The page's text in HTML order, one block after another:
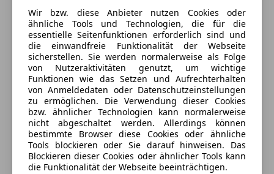
Wir bzw. diese Anbieter nutzen Cookies oder
ähnliche Tools und Technologien, die für die
essentielle Seitenfunktionen erforderlich sind und
die einwandfreie Funktionalität der Webseite
sicherstellen. Sie werden normalerweise als Folge
von Nutzeraktivitäten genutzt, um wichtige
Funktionen wie das Setzen und Aufrechterhalten
von Anmeldedaten oder Datenschutzeinstellungen
zu ermöglichen. Die Verwendung dieser Cookies
bzw. ähnlicher Technologien kann normalerweise
nicht abgeschaltet werden. Allerdings können
bestimmte Browser diese Cookies oder ähnliche
Tools blockieren oder Sie darauf hinweisen. Das
Blockieren dieser Cookies oder ähnlicher Tools kann
die Funktionalität der Webseite beeinträchtigen.